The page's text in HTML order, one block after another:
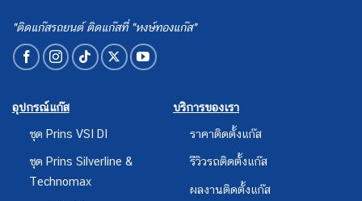
"ติดแก๊สรถยนต์ ติดแก๊สที่ "หงษ์ทองแก๊ส"
อุปกรณ์แก๊ส
ชุด Prins VSI DI
ชุด Prins Silverline &
Technomax
บริการของเรา
ราคาติดตั้งแก๊ส
รีวิวรถติดตั้งแก๊ส
ผลงานติดตั้งแก๊ส